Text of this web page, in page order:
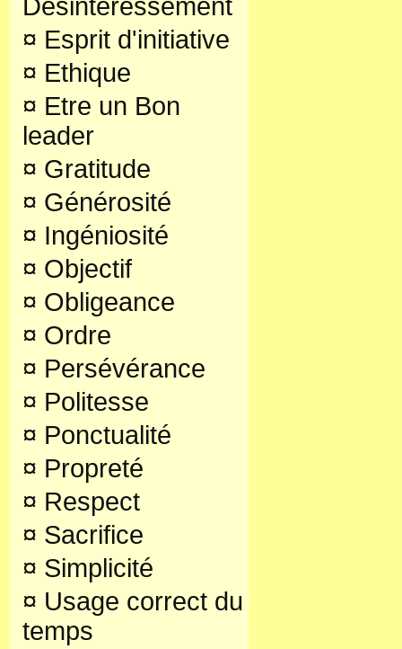
Désintéressement
¤ Esprit d'initiative
¤ Ethique
¤ Etre un Bon
leader
¤ Gratitude
¤ Générosité
¤ Ingéniosité
¤ Objectif
¤ Obligeance
¤ Ordre
¤ Persévérance
¤ Politesse
¤ Ponctualité
¤ Propreté
¤ Respect
¤ Sacrifice
¤ Simplicité
¤ Usage correct du
temps